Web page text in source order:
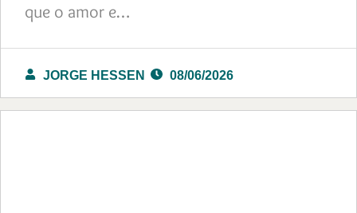
que o amor e…
JORGE HESSEN 08/06/2026